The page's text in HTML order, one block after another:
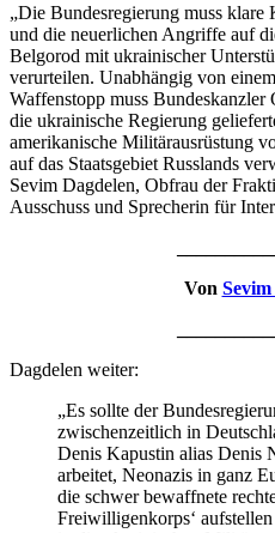
„Die Bundesregierung muss klare
und die neuerlichen Angriffe auf
Belgorod mit ukrainischer
verurteilen. Unabhängig von
Waffenstopp muss Bundeskanzler
die ukrainische Regierung
amerikanische Militärausrüstung
auf das Staatsgebiet Russlands
Sevim Dagdelen, Obfrau der
Ausschuss und Sprecherin für
Von
Dagdelen weiter:
„Es sollte der
zwischenzeitlich in
Denis Kapustin alias Denis
arbeitet, Neonazis in ganz
die schwer bewaffnete
Freiwilligenkorps‘